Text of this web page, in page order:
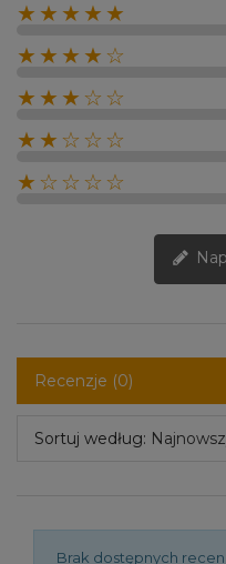
★★★★★
★★★★☆
★★★☆☆
★★☆☆☆
★☆☆☆☆
Recenzje (0)
Sortuj według:
Brak dostępnych